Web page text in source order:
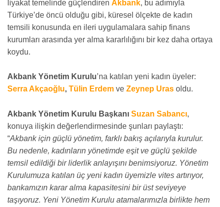
liyakat temelinde güçlendiren Akbank, bu adımıyla
Türkiye’de öncü olduğu gibi, küresel ölçekte de kadın
temsili konusunda en ileri uygulamalara sahip finans
kurumları arasında yer alma kararlılığını bir kez daha ortaya
koydu.
Akbank Yönetim Kurulu’na katılan yeni kadın üyeler:
Serra Akçaoğlu, Tülin Erdem ve Zeynep Uras oldu.
Akbank Yönetim Kurulu Başkanı Suzan Sabancı,
konuya ilişkin değerlendirmesinde şunları paylaştı:
“Akbank için güçlü yönetim, farklı bakış açılarıyla kurulur.
Bu nedenle, kadınların yönetimde eşit ve güçlü şekilde
temsil edildiği bir liderlik anlayışını benimsiyoruz. Yönetim
Kurulumuza katılan üç yeni kadın üyemizle vites artırıyor,
bankamızın karar alma kapasitesini bir üst seviyeye
taşıyoruz. Yeni Yönetim Kurulu atamalarımızla birlikte hem